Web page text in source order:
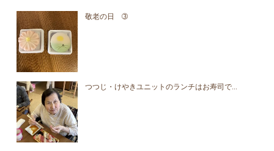
敬老の日 ➂
つつじ・けやきユニットのランチはお寿司で...